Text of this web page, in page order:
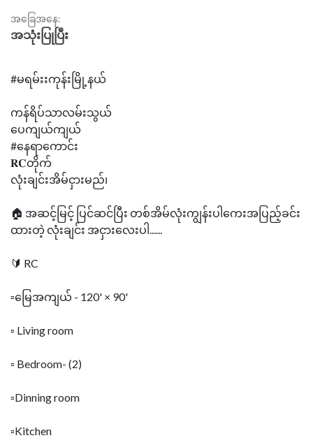
အခြေအနေ:
အသုံးပြုပြီး
#မရမ်းးကုန်းမြို့နယ်
ကန်ရိပ်သာလမ်းသွယ်
ပေကျယ်ကျယ်
#နေရာကောင်း
𝐑𝐂တိုက်
လုံးချင်းအိမ်ငှားမည်၊
🏠 အဆင့်မြင့် ပြင်ဆင်ပြီး တစ်အိမ်လုံးကျွန်းပါကေးအပြည့်ခင်း
ထားတဲ့ လုံးချင်း အငှားလေးပါ......
🔰 RC
▫️မြေအကျယ် - 120' × 90'
▫️ Living room
▫️ Bedroom- (2)
▫️Dinning room
▫️Kitchen